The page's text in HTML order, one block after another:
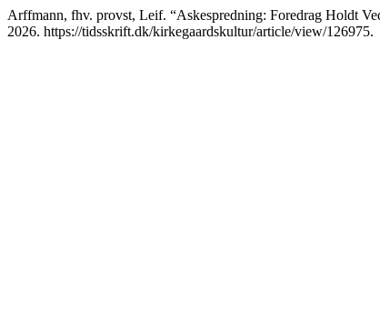
Arffmann, fhv. provst, Leif. “Askespredning: Foredrag Holdt
2026. https://tidsskrift.dk/kirkegaardskultur/article/view/126975.